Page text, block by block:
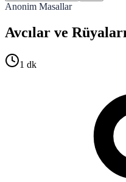
Anonim Masallar
Avcılar ve
1 dk